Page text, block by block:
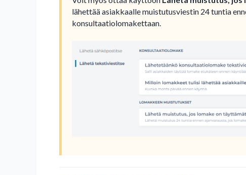
lähettää asiakkaalle muistutusviestin 24 tuntia
konsultaatiolomakettaan.